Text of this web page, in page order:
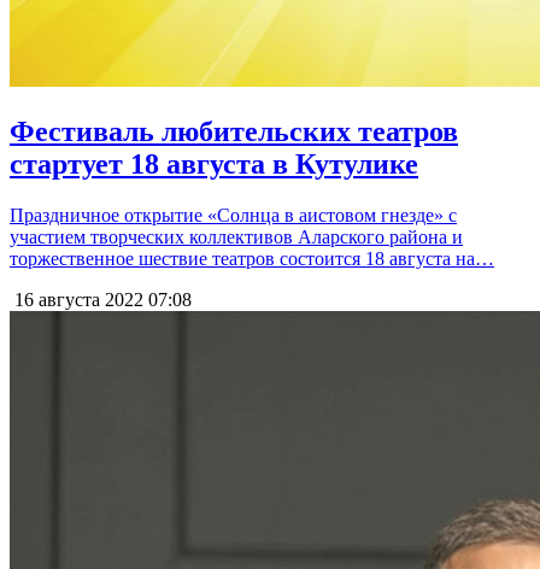
Фестиваль любительских театров
стартует 18 августа в Кутулике
Праздничное открытие «Солнца в аистовом гнезде» с
участием творческих коллективов Аларского района и
торжественное шествие театров состоится 18 августа на…
16 августа 2022 07:08